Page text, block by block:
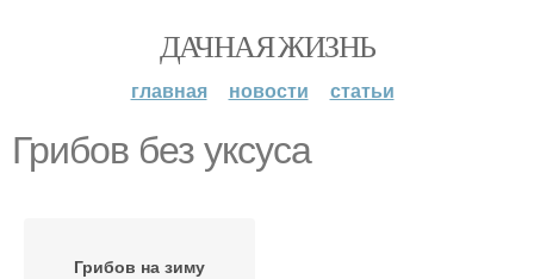
ДАЧНАЯ ЖИЗНЬ
главная новости статьи
Грибов без уксуса
Грибов на зиму